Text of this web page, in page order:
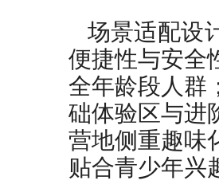
场景适配设
便捷性与安全
全年龄段人群
础体验区与进
营地侧重趣味
贴合青少年兴